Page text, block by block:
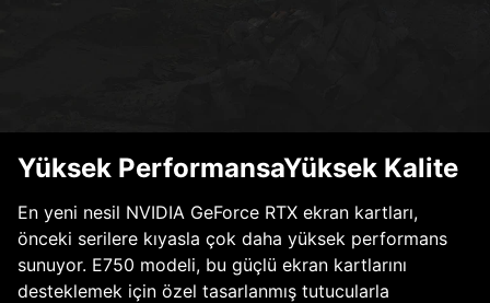
Yüksek PerformansaYüksek Kalite
En yeni nesil NVIDIA GeForce RTX ekran kartları,
önceki serilere kıyasla çok daha yüksek performans
sunuyor. E750 modeli, bu güçlü ekran kartlarını
desteklemek için özel tasarlanmış tutucularla